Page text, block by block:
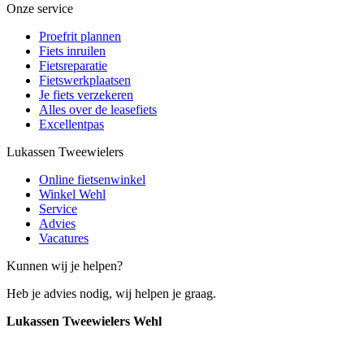
Onze service
Proefrit plannen
Fiets inruilen
Fietsreparatie
Fietswerkplaatsen
Je fiets verzekeren
Alles over de leasefiets
Excellentpas
Lukassen Tweewielers
Online fietsenwinkel
Winkel Wehl
Service
Advies
Vacatures
Kunnen wij je helpen?
Heb je advies nodig, wij helpen je graag.
Lukassen Tweewielers Wehl